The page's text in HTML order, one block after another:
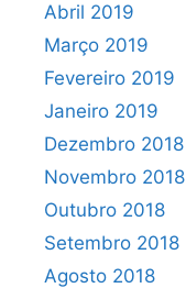
Abril 2019
Março 2019
Fevereiro 2019
Janeiro 2019
Dezembro 2018
Novembro 2018
Outubro 2018
Setembro 2018
Agosto 2018